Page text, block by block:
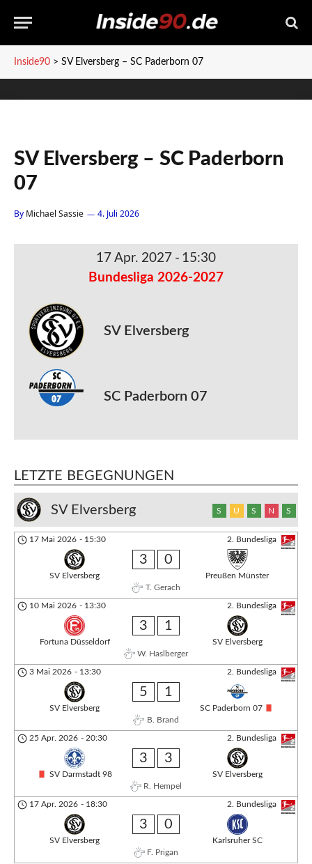
Inside90 > SV Elversberg – SC Paderborn 07
SV Elversberg – SC Paderborn
07
By Michael Sassie 4. Juli 2026
17 Apr. 2027 - 15:30
Bundesliga 2026-2027
SV Elversberg
SC Paderborn 07
LETZTE BEGEGNUNGEN
SV Elversberg S U S N S
2. Bundesliga
17 Mai 2026 - 15:30
SV Elversberg
3 0
Preußen Münster
T. Gerach
2. Bundesliga
10 Mai 2026 - 13:30
Fortuna Düsseldorf
3 1
SV Elversberg
W. Haslberger
2. Bundesliga
3 Mai 2026 - 13:30
SV Elversberg
5 1
SC Paderborn 07
B. Brand
2. Bundesliga
25 Apr. 2026 - 20:30
SV Darmstadt 98
3 3
SV Elversberg
R. Hempel
2. Bundesliga
17 Apr. 2026 - 18:30
SV Elversberg
3 0
Karlsruher SC
F. Prigan